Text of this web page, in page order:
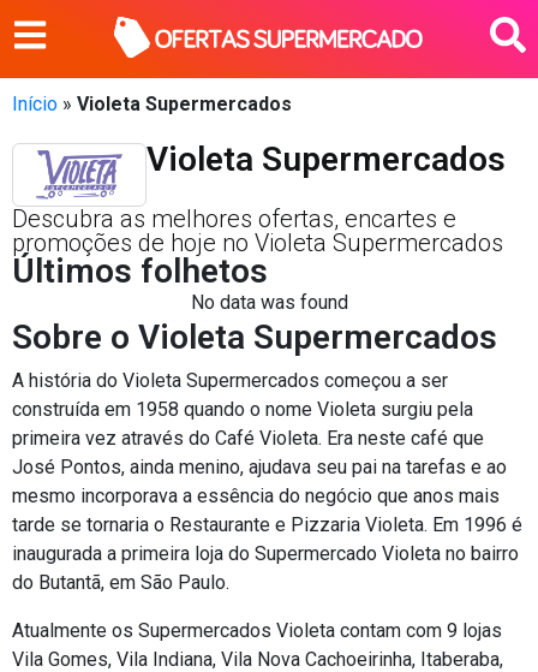
Início » Violeta Supermercados
Violeta Supermercados
Descubra as melhores ofertas, encartes e
promoções de hoje no Violeta Supermercados
Últimos folhetos
No data was found
Sobre o Violeta Supermercados
A história do Violeta Supermercados começou a ser
construída em 1958 quando o nome Violeta surgiu pela
primeira vez através do Café Violeta. Era neste café que
José Pontos, ainda menino, ajudava seu pai na tarefas e ao
mesmo incorporava a essência do negócio que anos mais
tarde se tornaria o Restaurante e Pizzaria Violeta. Em 1996 é
inaugurada a primeira loja do Supermercado Violeta no bairro
do Butantã, em São Paulo.
Atualmente os Supermercados Violeta contam com 9 lojas
Vila Gomes, Vila Indiana, Vila Nova Cachoeirinha, Itaberaba,